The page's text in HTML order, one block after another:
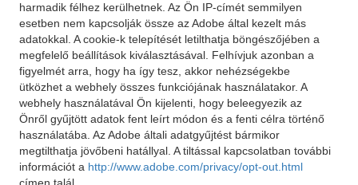
harmadik félhez kerülhetnek. Az Ön IP-címét semmilyen
esetben nem kapcsolják össze az Adobe által kezelt más
adatokkal. A cookie-k telepítését letilthatja böngészőjében a
megfelelő beállítások kiválasztásával. Felhívjuk azonban a
figyelmét arra, hogy ha így tesz, akkor nehézségekbe
ütközhet a webhely összes funkciójának használatakor. A
webhely használatával Ön kijelenti, hogy beleegyezik az
Önről gyűjtött adatok fent leírt módon és a fenti célra történő
használatába. Az Adobe általi adatgyűjtést bármikor
megtilthatja jövőbeni hatállyal. A tiltással kapcsolatban további
információt a http://www.adobe.com/privacy/opt-out.html